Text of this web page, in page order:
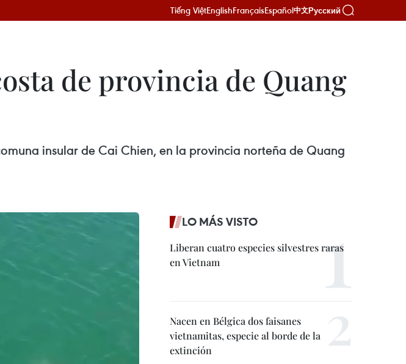
Tiếng ViệtEnglishFrançaisEspañol中文Русский
de provincia de Quang
insular de Cai Chien, en la provincia norteña de Quang
LO MÁS VISTO
Liberan cuatro especies silvestres raras
en Vietnam
Nacen en Bélgica dos faisanes
vietnamitas, especie al borde de la
extinción